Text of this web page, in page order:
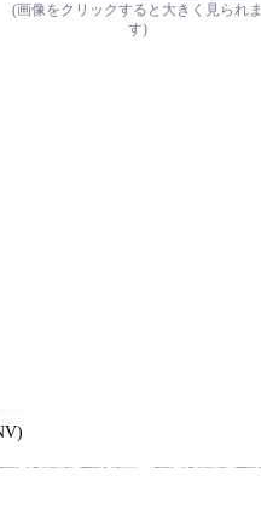
(画像をクリックすると大きく見られま
す)